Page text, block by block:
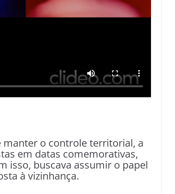
manter o controle territorial, a
em datas comemorativas,
isso, buscava assumir o papel
à vizinhança.